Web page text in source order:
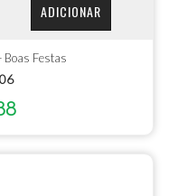
ADICIONAR
Boas Festas